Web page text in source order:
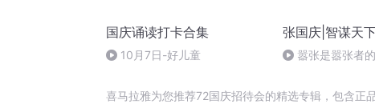
国庆诵读打卡合集
10月7日-好儿童
张国庆|智谋天
嚣张是嚣张者
喜马拉雅为您推荐72国庆招待会的精选专辑，包含正